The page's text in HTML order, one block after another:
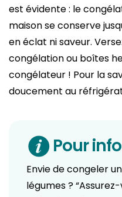
est évidente : le
maison se conserve
en éclat ni saveur.
congélation ou boîtes
congélateur ! Pour la
doucement au
Pour info
Envie de congeler
légumes ?